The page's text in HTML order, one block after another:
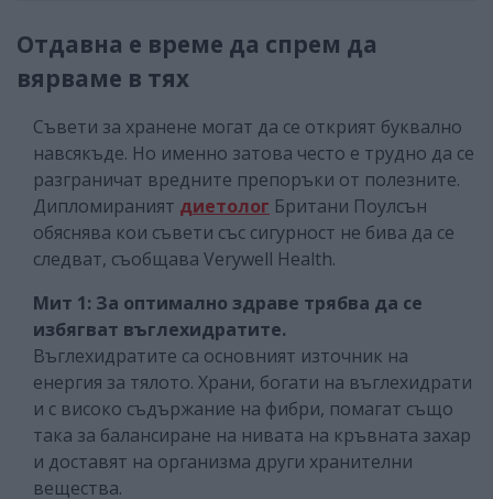
Отдавна е време да спрем да
вярваме в тях
Съвети за хранене могат да се открият буквално
навсякъде. Но именно затова често е трудно да се
разграничат вредните препоръки от полезните.
Дипломираният диетолог Британи Поулсън
обяснява кои съвети със сигурност не бива да се
следват, съобщава Verywell Health.
Мит 1: За оптимално здраве трябва да се
избягват въглехидратите.
Въглехидратите са основният източник на
енергия за тялото. Храни, богати на въглехидрати
и с високо съдържание на фибри, помагат също
така за балансиране на нивата на кръвната захар
и доставят на организма други хранителни
вещества.